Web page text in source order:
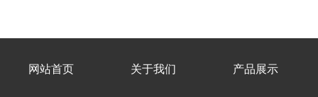
网站首页 关于我们 产品展示